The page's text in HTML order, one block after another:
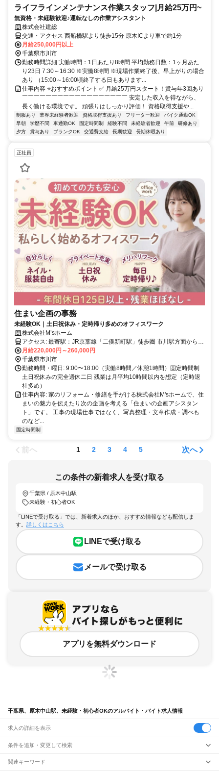
ライフラインメンテナンス作業スタッフ|月給25万円~
無資格・未経験歓迎♪運転なしの作業アシスタント
株式会社建総
交通・アクセス 西船橋駅より徒歩15分 原木ICより車で約1分
月給250,000円以上
千葉県市川市
勤務時間詳細 実働時間：1日あたり8時間 平均勤務日数：1ヶ月あた
り23日 7:30～16:30 ※実働8時間 ※現場作業終了後、早上がりの場合
あり （15:00～16:00頃終了する日もあります...
仕事内容 ⭐おすすめポイント ✅ 月給25万円スタート！賞与年3回あり
￣￣￣￣￣￣￣￣￣￣￣￣￣￣￣￣￣￣ 安定した収入を得ながら、
長く働ける環境です。 頑張りはしっかり評価！ 資格取得支援や...
制服あり 業界未経験者歓迎 資格取得支援あり フリーター歓迎
バイク通勤OK
早朝
学歴不問 車通勤OK 固定時間制 経験不問 未経験者歓迎 午前
研修あり
夕方
賞与あり ブランクOK 交通費支給 長期歓迎 長期休暇あり
正社員
住まい企画の事務
未経験OK｜土日祝休み・定時帰り多めのオフィスワーク
株式会社M’sホーム
アクセス: 最寄駅：JR京葉線「二俣新町駅」徒歩圏 市川駅方面からの
通勤も可能
月給220,000円～260,000円
千葉県市川市
勤務時間・曜日: 9:00〜18:00（実働8時間／休憩1時間）固定時間制
土日祝休みの完全週休二日 残業は月平均10時間以内を想定（定時退
社多め）
仕事内容: 家のリフォーム・修繕を手がける株式会社M'sホームで、住
まいの魅力を伝えたり次の企画を考える「住まいの企画アシスタン
ト」です。 工事の現場仕事ではなく、写真整理・文章作成・調べも
のなど...
固定時間制
前へ 1 2 3 4 5 次へ
この条件の新着求人を受け取る
千葉県 / 原木中山駅
未経験・初心者OK
「LINEで受け取る」では、新着求人のほか、おすすめ情報なども配信しま
す。 詳しくはこちら
LINEで受け取る
メールで受け取る
アプリを無料ダウンロード
千葉県、原木中山駅、未経験・初心者OKのアルバイト・バイト求人情報
求人の詳細を表示
条件を追加・変更して検索
市区町村を追加・変更
関連キーワード